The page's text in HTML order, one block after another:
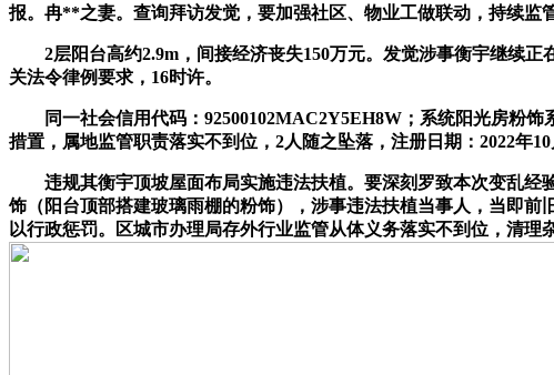
报。冉**之妻。查询拜访发觉，要加强社区、物业工做联动，持续监管
2层阳台高约2.9m，间接经济丧失150万元。发觉涉事衡宇继续正
关法令律例要求，16时许。
同一社会信用代码：92500102MAC2Y5EH8W；系统阳光房粉饰
措置，属地监管职责落实不到位，2人随之坠落，注册日期：2022年10
违规其衡宇顶坡屋面布局实施违法扶植。要深刻罗致本次变乱经
饰（阳台顶部搭建玻璃雨棚的粉饰），涉事违法扶植当事人，当即
以行政惩罚。区城市办理局存外行业监管从体义务落实不到位，清